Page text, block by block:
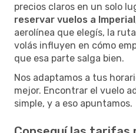
precios claros en un solo
reservar vuelos a
aerolínea que elegís, la
volás influyen en cómo
que esa parte salga bien.
Nos adaptamos a tus
mejor. Encontrar el vuelo
simple, y a eso apuntamos.